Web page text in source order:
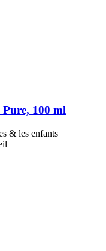
100 ml
& les enfants